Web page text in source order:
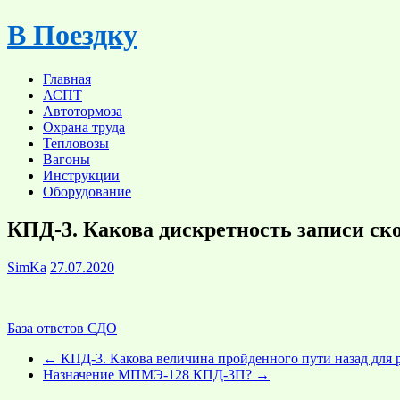
Skip
to
В Поездку
Главная
АСПТ
Автотормоза
Охрана труда
Тепловозы
Вагоны
Инструкции
Оборудование
КПД-3. Какова дискретность записи
SimKa 27.07.2020
База ответов СДО
← КПД-3. Какова величина пройденного пути назад для
Назначение МПМЭ-128 КПД-3П? →